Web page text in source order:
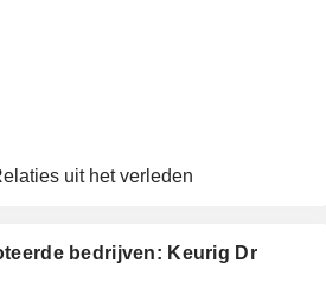
uit het verleden
bedrijven: Keurig Dr